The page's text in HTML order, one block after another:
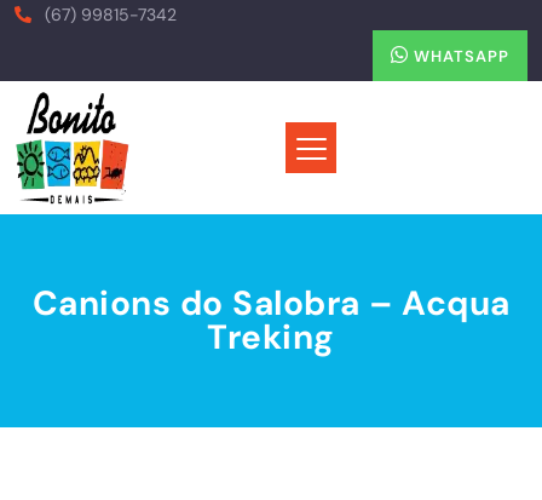
(67) 99815-7342
WHATSAPP
Canions do Salobra – Acqua
Treking